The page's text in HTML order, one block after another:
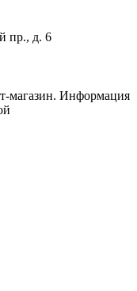
пр., д. 6
магазин. Информация